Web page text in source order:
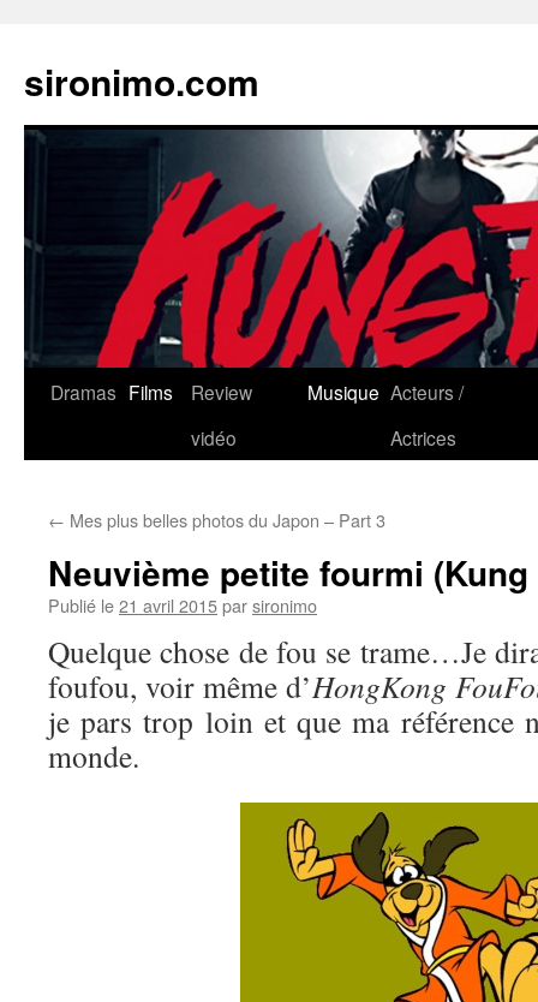
sironimo.com
Aller
Dramas Films
Review
vidéo
Musique Acteurs /
Actrices
← Mes plus belles photos du Japon – Part 3
Neuvième petite fourmi
Publié le21 avril 2015parsironimo
Quelque chose de fou se trame…Je
foufou, voir même d’HongKong
je pars trop loin et que ma référence
monde.